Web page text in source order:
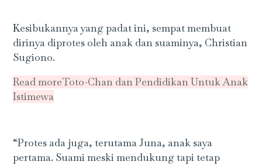
Kesibukannya yang padat ini, sempat membuat
dirinya diprotes oleh anak dan suaminya, Christian
Sugiono.
Read moreToto-Chan dan Pendidikan Untuk Anak
Istimewa
“Protes ada juga, terutama Juna, anak saya
pertama. Suami meski mendukung tapi tetap